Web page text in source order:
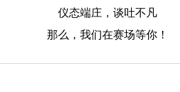
仪态端庄，谈吐不凡
那么，我们在赛场等你！